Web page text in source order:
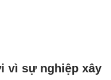
vì sự nghiệp xây